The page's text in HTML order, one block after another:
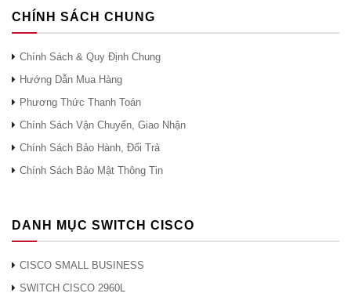
CHÍNH SÁCH CHUNG
Chính Sách & Quy Định Chung
Hướng Dẫn Mua Hàng
Phương Thức Thanh Toán
Chính Sách Vận Chuyển, Giao Nhận
Chính Sách Bảo Hành, Đổi Trả
Chính Sách Bảo Mật Thông Tin
DANH MỤC SWITCH CISCO
CISCO SMALL BUSINESS
SWITCH CISCO 2960L